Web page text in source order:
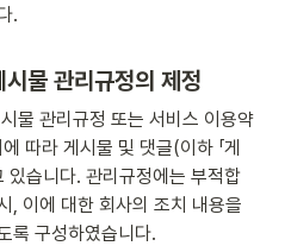
.
물 관리규정의 제정
물 관리규정 또는 서비스 이용약
따라 게시물 및 댓글(이하 「게
있습니다. 관리규정에는 부적합
, 이에 대한 회사의 조치 내용을
록 구성하였습니다.